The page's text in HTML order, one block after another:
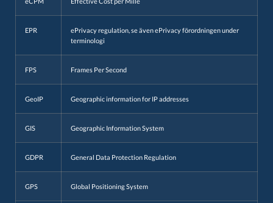
EPR
ePrivacy regulation, se även ePrivacy förordningen under
terminologi
FPS Frames Per Second
GeoIP Geographic information for IP addresses
GIS Geographic Information System
GDPR General Data Protection Regulation
GPS Global Positioning System